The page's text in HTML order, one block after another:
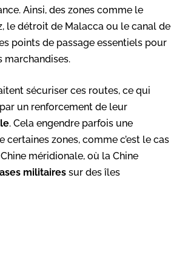
Ainsi, des zones comme le
le détroit de Malacca ou le canal de
points de passage essentiels pour
marchandises.
sécuriser ces routes, ce qui
un renforcement de leur
. Cela engendre parfois une
certaines zones, comme c’est le cas
méridionale, où la Chine
militaires sur des îles